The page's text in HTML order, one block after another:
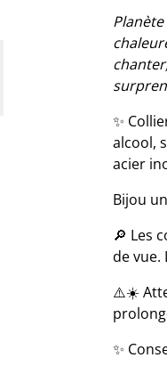
✨
alcool,
acier
Bijou
🔎 Les
de vue.
⚠️☀️
✨